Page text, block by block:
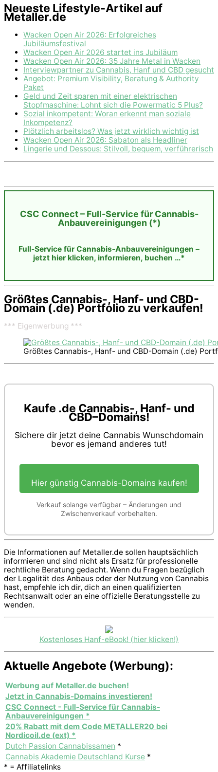
Neueste Lifestyle-Artikel auf
Metaller.de
Wacken Open Air 2026: Erfolgreiches
Jubiläumsfestival
Wacken Open Air 2026 startet ins Jubiläum
Wacken Open Air 2026: 35 Jahre Metal in Wacken
Interviewpartner zu Cannabis, Hanf und CBD gesucht
Angebot: Premium Visibility, Beratung & Authority
Paket
Geld und Zeit sparen mit einer elektrischen
Stopfmaschine: Lohnt sich die Powermatic 5 Plus?
Sozial inkompetent: Woran erkennt man soziale
Inkompetenz?
Plötzlich arbeitslos? Was jetzt wirklich wichtig ist
Wacken Open Air 2026: Sabaton als Headliner
Lingerie und Dessous: Stilvoll, bequem, verführerisch
CSC Connect – Full-Service für Cannabis-
Anbauvereinigungen (*)
Full-Service für Cannabis-Anbauvereinigungen –
jetzt hier klicken, informieren, buchen …*
Größtes Cannabis-, Hanf- und CBD-
Domain (.de) Portfolio zu verkaufen!
*** Eigenwerbung ***
Größtes Cannabis-, Hanf- und CBD-Domain (.de)
Kaufe .de Cannabis-, Hanf- und
CBD–Domains!
Sichere dir jetzt deine Cannabis Wunschdomain
bevor es jemand anderes tut!
Hier günstig Cannabis-Domains kaufen!
Verkauf solange verfügbar – Änderungen und
Zwischenverkauf vorbehalten.
Die Informationen auf Metaller.de sollen hauptsächlich
informieren und sind nicht als Ersatz für professionelle
rechtliche Beratung gedacht. Wenn du Fragen bezüglich
der Legalität des Anbaus oder der Nutzung von Cannabis
hast, empfehle ich dir, dich an einen qualifizierten
Rechtsanwalt oder an eine offizielle Beratungsstelle zu
wenden.
Kostenloses Hanf-eBook! (hier klicken!)
Aktuelle Angebote (Werbung):
Werbung auf Metaller.de buchen!
Jetzt in Cannabis-Domains investieren!
CSC Connect - Full-Service für Cannabis-
Anbauvereinigungen *
20% Rabatt mit dem Code METALLER20 bei
Nordicoil.de (ext) *
Dutch Passion Cannabissamen *
Cannabis Akademie Deutschland Kurse *
* = Affiliatelinks